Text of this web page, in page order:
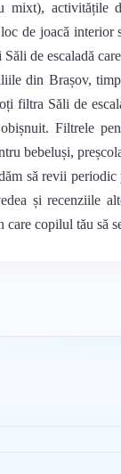
mixt), activitățile
de joacă interior
Săli de escaladă
din Brașov,
filtra Săli de
Filtrele
bebeluși,
să revii periodic
și recenziile
care copilul tău să